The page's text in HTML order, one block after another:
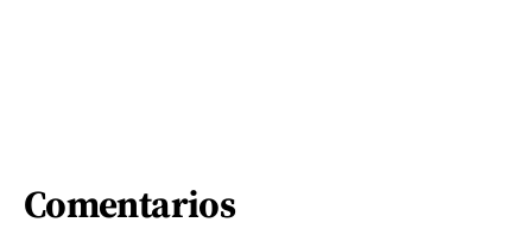
Comentarios